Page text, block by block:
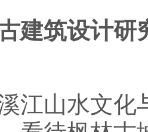
建筑设计研
山水文化